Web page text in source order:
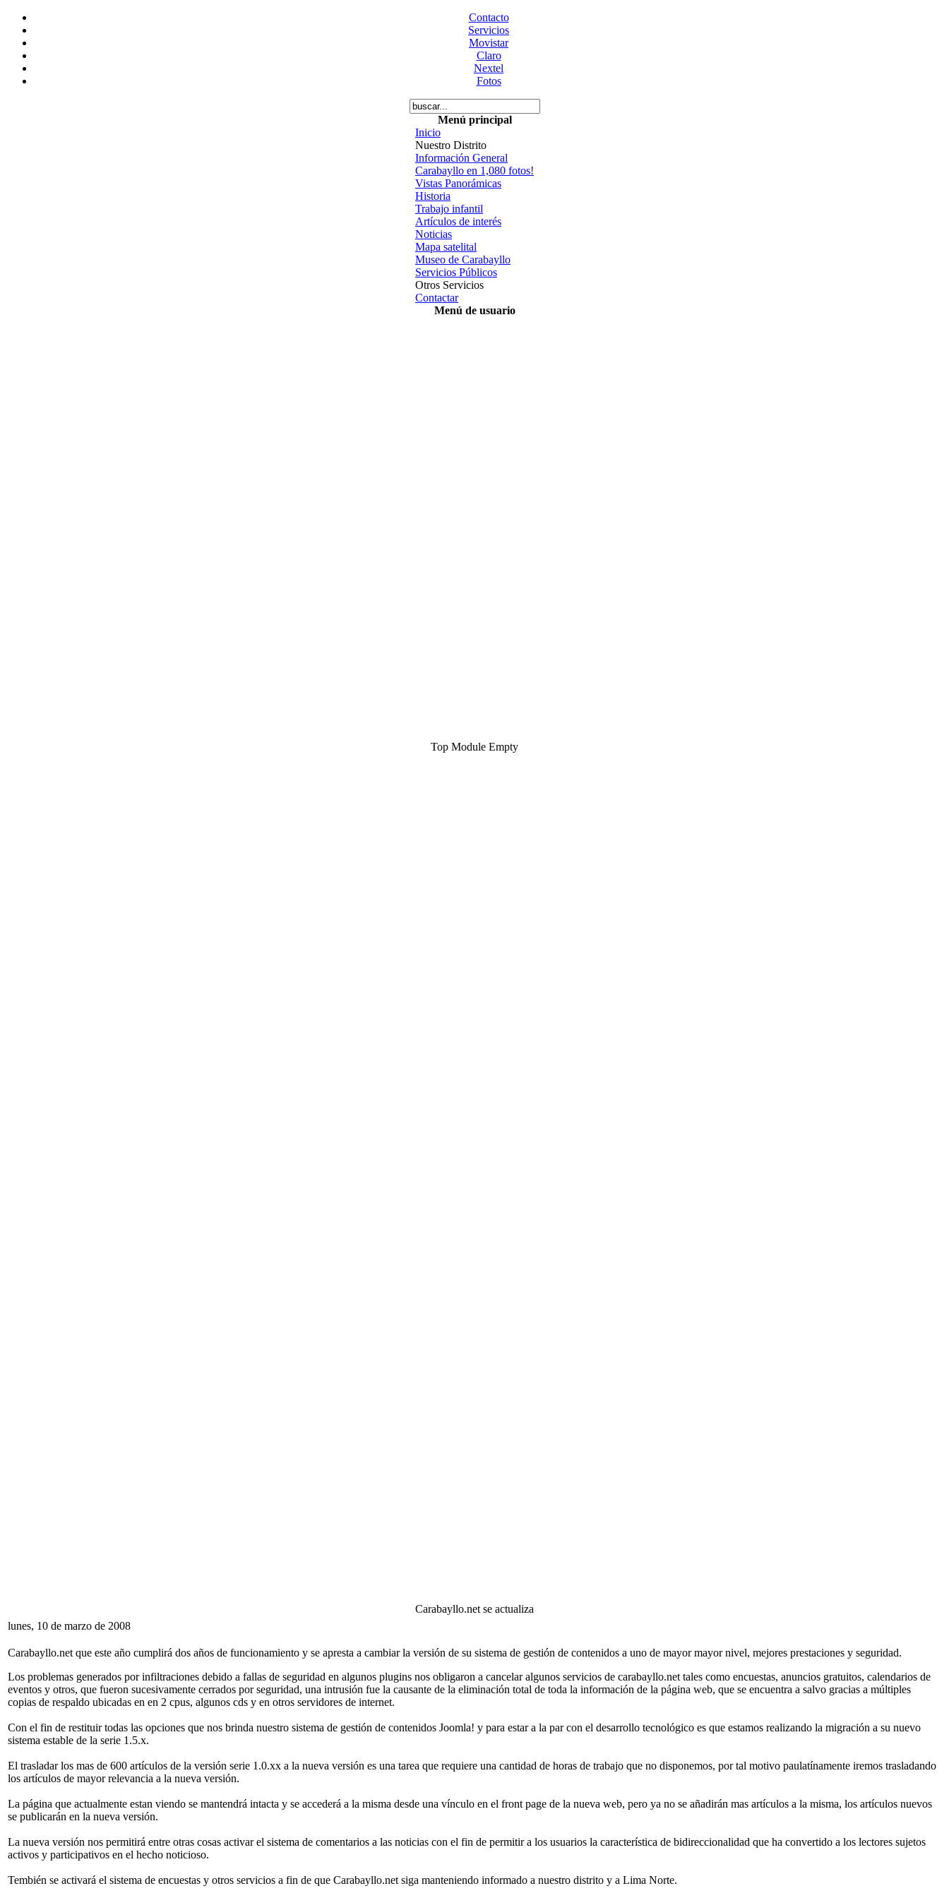
Contacto
Servicios
Movistar
Claro
Nextel
Fotos
Menú principal
Inicio
Nuestro Distrito
Información General
Carabayllo en 1,080 fotos!
Vistas Panorámicas
Historia
Trabajo infantil
Artículos de interés
Noticias
Mapa satelital
Museo de Carabayllo
Servicios Públicos
Otros Servicios
Contactar
Menú de usuario
Top Module Empty
Carabayllo.net se actualiza
lunes, 10 de marzo de 2008
Carabayllo.net que este año cumplirá dos años de funcionamiento y se apresta a cambiar la versión de su sistema de gestión de contenidos a uno de mayor mayor nivel, mejores prestaciones y seguridad.
Los problemas generados por infiltraciones debido a fallas de seguridad en algunos plugins nos obligaron a cancelar algunos servicios de carabayllo.net tales como encuestas, anuncios gratuitos, calendarios de
eventos y otros, que fueron sucesivamente cerrados por seguridad, una intrusión fue la causante de la eliminación total de toda la información de la página web, que se encuentra a salvo gracias a múltiples
copias de respaldo ubicadas en en 2 cpus, algunos cds y en otros servidores de internet.
Con el fin de restituir todas las opciones que nos brinda nuestro sistema de gestión de contenidos Joomla! y para estar a la par con el desarrollo tecnológico es que estamos realizando la migración a su nuevo
sistema estable de la serie 1.5.x.
El trasladar los mas de 600 artículos de la versión serie 1.0.xx a la nueva versión es una tarea que requiere una cantidad de horas de trabajo que no disponemos, por tal motivo paulatínamente iremos trasladando
los artículos de mayor relevancia a la nueva versión.
La página que actualmente estan viendo se mantendrá intacta y se accederá a la misma desde una vínculo en el front page de la nueva web, pero ya no se añadirán mas artículos a la misma, los artículos nuevos
se publicarán en la nueva versión.
La nueva versión nos permitirá entre otras cosas activar el sistema de comentarios a las noticias con el fin de permitir a los usuarios la característica de bidireccionalidad que ha convertido a los lectores sujetos
activos y participativos en el hecho noticioso.
Tembién se activará el sistema de encuestas y otros servicios a fin de que Carabayllo.net siga manteniendo informado a nuestro distrito y a Lima Norte.